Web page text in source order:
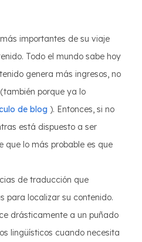
importantes de su viaje
Todo el mundo sabe hoy
genera más ingresos, no
porque ya lo
de blog ). Entonces, si no
está dispuesto a ser
que lo más probable es que
de traducción que
para localizar su contenido.
drásticamente a un puñado
lingüísticos cuando necesita